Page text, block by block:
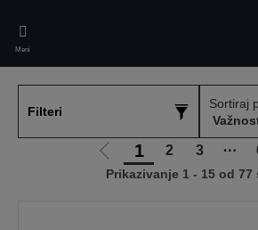
main
content
Meni
Filteri
Sortiraj
Idi
na
1 2 3 ⋯
Prikazivanje 1 - 15 od 77